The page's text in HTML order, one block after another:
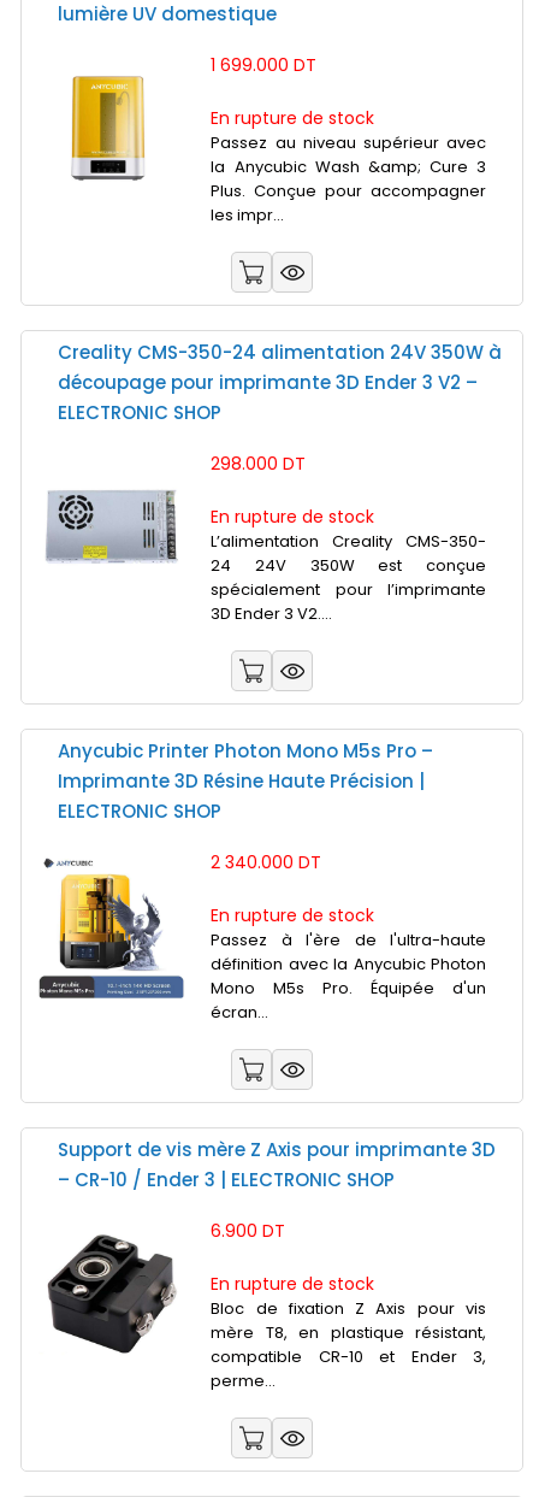
lumière UV domestique
1 699.000 DT
En rupture de stock
Passez au niveau supérieur avec
la Anycubic Wash &amp; Cure 3
Plus. Conçue pour accompagner
les impr...
Creality CMS-350-24 alimentation 24V 350W à
découpage pour imprimante 3D Ender 3 V2 –
ELECTRONIC SHOP
298.000 DT
En rupture de stock
L’alimentation Creality CMS-350-
24 24V 350W est conçue
spécialement pour l’imprimante
3D Ender 3 V2....
Anycubic Printer Photon Mono M5s Pro –
Imprimante 3D Résine Haute Précision |
ELECTRONIC SHOP
2 340.000 DT
En rupture de stock
Passez à l'ère de l'ultra-haute
définition avec la Anycubic Photon
Mono M5s Pro. Équipée d'un
écran...
Support de vis mère Z Axis pour imprimante 3D
– CR-10 / Ender 3 | ELECTRONIC SHOP
6.900 DT
En rupture de stock
Bloc de fixation Z Axis pour vis
mère T8, en plastique résistant,
compatible CR-10 et Ender 3,
perme...